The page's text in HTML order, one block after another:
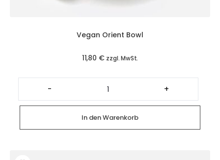
Vegan Orient Bowl
11,80 € zzgl. MwSt.
-
Vegan
Orient
Bowl
Menge
+
In den Warenkorb